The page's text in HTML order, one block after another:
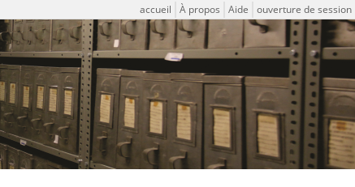
Menu de l'utilisateur
accueil À propos Aide ouverture de session